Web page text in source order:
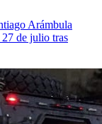
Arámbula
de julio tras